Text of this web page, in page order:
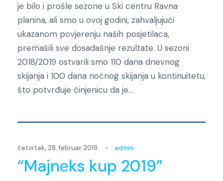
je bilo i prošle sezone u Ski centru Ravna
planina, ali smo u ovoj godini, zahvaljujući
ukazanom povjerenju naših posjetilaca,
premašili sve dosadašnje rezultate. U sezoni
2018/2019 ostvarili smo 110 dana dnevnog
skijanja i 100 dana noćnog skijanja u kontinuitetu,
što potvrđuje činjenicu da je...
četvrtak, 28. februar 2019. • admin
“Majnеks kup 2019”